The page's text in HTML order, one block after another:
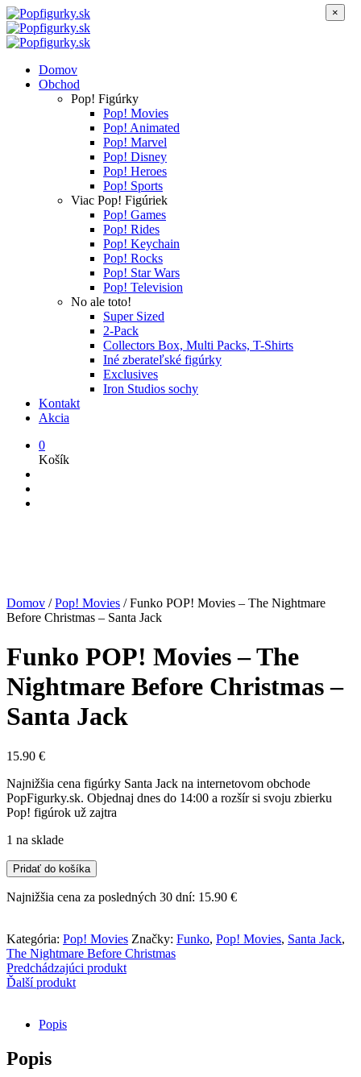
Domov
Obchod
Pop! Figúrky
Pop! Movies
Pop! Animated
Pop! Marvel
Pop! Disney
Pop! Heroes
Pop! Sports
Viac Pop! Figúriek
Pop! Games
Pop! Rides
Pop! Keychain
Pop! Rocks
Pop! Star Wars
Pop! Television
No ale toto!
Super Sized
2-Pack
Collectors Box, Multi Packs, T-Shirts
Iné zberateľské figúrky
Exclusives
Iron Studios sochy
Kontakt
Akcia
0
Košík
Domov / Pop! Movies /Funko POP! Movies – The Nightmare
Before Christmas – Santa Jack
Funko POP! Movies – The
Nightmare Before Christmas –
Santa Jack
15.90 €
Najnižšia cena figúrky Santa Jack na internetovom obchode
PopFigurky.sk. Objednaj dnes do 14:00 a rozšír si svoju zbierku
Pop! figúrok už zajtra
1 na sklade
množstvo
Funko
POP!
The
Nightmare
Before
Christmas
Jack
Pridať do košíka
Najnižšia cena za posledných 30 dní: 15.90 €
Kategória: Pop! Movies Značky: Funko, Pop! Movies, Santa Jack,
The Nightmare Before Christmas
Predchádzajúci produkt
Ďalší produkt
Popis
Popis
×